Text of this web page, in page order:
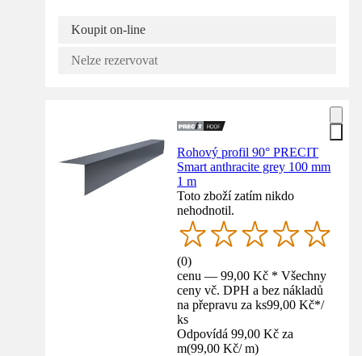
Koupit on-line
Nelze rezervovat
Rohový profil 90° PRECIT
Smart anthracite grey 100 mm
1 m
Toto zboží zatím nikdo
nehodnotil.
(0)
cenu — 99,00 Kč * Všechny
ceny vč. DPH a bez nákladů
na přepravu za ks99,00 Kč*/
ks
Odpovídá 99,00 Kč za
m(99,00 Kč/ m)